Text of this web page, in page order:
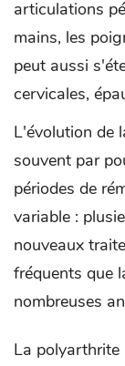
articulations
mains, les
peut aussi
cervicales,
L'évolution de
souvent par
périodes de
variable :
nouveaux
fréquents que
nombreuses
La polyarthrite